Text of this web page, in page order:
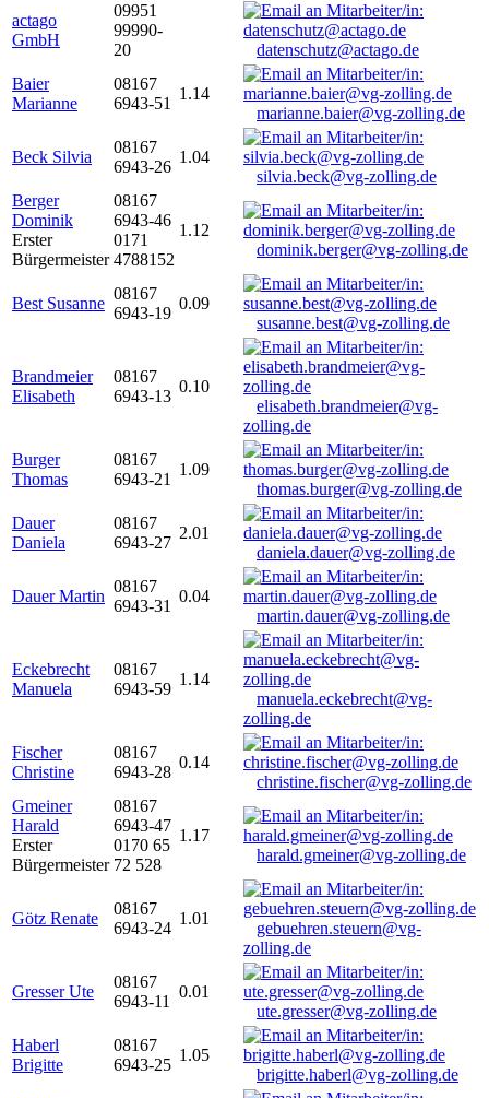
actago
GmbH
09951
99990-
20
datenschutz@actago.de
Baier
Marianne
08167
6943-51
1.14
marianne.baier@vg-zolling.de
Beck Silvia
08167
6943-26
1.04
silvia.beck@vg-zolling.de
Berger
Dominik
Erster
Bürgermeister
08167
6943-46
0171
4788152
1.12
dominik.berger@vg-zolling.de
Best Susanne
08167
6943-19
0.09
susanne.best@vg-zolling.de
Brandmeier
Elisabeth
08167
6943-13
0.10
elisabeth.brandmeier@vg-
zolling.de
Burger
Thomas
08167
6943-21
1.09
thomas.burger@vg-zolling.de
Dauer
Daniela
08167
6943-27
2.01
daniela.dauer@vg-zolling.de
Dauer Martin
08167
6943-31
0.04
martin.dauer@vg-zolling.de
Eckebrecht
Manuela
08167
6943-59
1.14
manuela.eckebrecht@vg-
zolling.de
Fischer
Christine
08167
6943-28
0.14
christine.fischer@vg-zolling.de
Gmeiner
Harald
Erster
Bürgermeister
08167
6943-47
0170 65
72 528
1.17
harald.gmeiner@vg-zolling.de
Götz Renate
08167
6943-24
1.01
gebuehren.steuern@vg-
zolling.de
Gresser Ute
08167
6943-11
0.01
ute.gresser@vg-zolling.de
Haberl
Brigitte
08167
6943-25
1.05
brigitte.haberl@vg-zolling.de